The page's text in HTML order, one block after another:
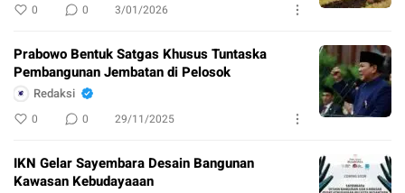
0 0 3/01/2026
Prabowo Bentuk Satgas Khusus Tuntaska
Pembangunan Jembatan di Pelosok
Redaksi
0 0 29/11/2025
IKN Gelar Sayembara Desain Bangunan
Kawasan Kebudayaaan